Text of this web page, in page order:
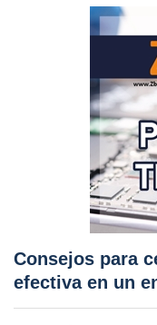
Consejos para
efectiva en un